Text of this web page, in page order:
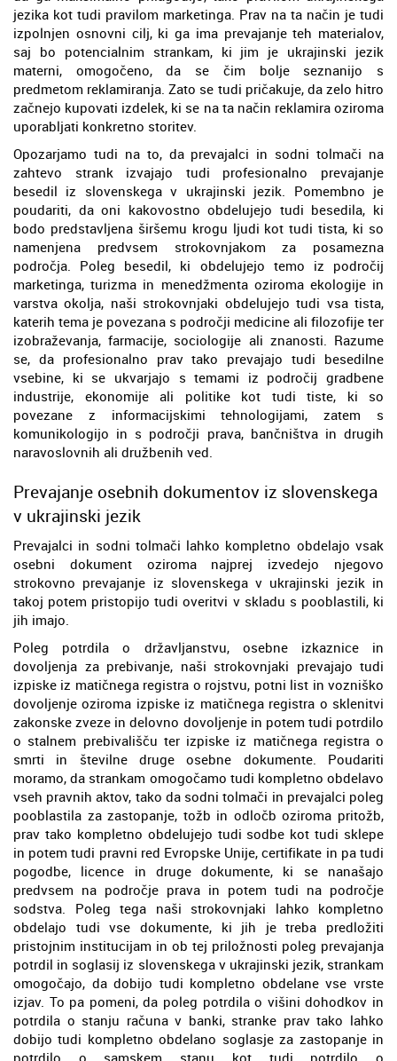
jezika kot tudi pravilom marketinga. Prav na ta način je tudi
izpolnjen osnovni cilj, ki ga ima prevajanje teh materialov,
saj bo potencialnim strankam, ki jim je ukrajinski jezik
materni, omogočeno, da se čim bolje seznanijo s
predmetom reklamiranja. Zato se tudi pričakuje, da zelo hitro
začnejo kupovati izdelek, ki se na ta način reklamira oziroma
uporabljati konkretno storitev.
Opozarjamo tudi na to, da prevajalci in sodni tolmači na
zahtevo strank izvajajo tudi profesionalno prevajanje
besedil iz slovenskega v ukrajinski jezik. Pomembno je
poudariti, da oni kakovostno obdelujejo tudi besedila, ki
bodo predstavljena širšemu krogu ljudi kot tudi tista, ki so
namenjena predvsem strokovnjakom za posamezna
področja. Poleg besedil, ki obdelujejo temo iz področij
marketinga, turizma in menedžmenta oziroma ekologije in
varstva okolja, naši strokovnjaki obdelujejo tudi vsa tista,
katerih tema je povezana s področji medicine ali filozofije ter
izobraževanja, farmacije, sociologije ali znanosti. Razume
se, da profesionalno prav tako prevajajo tudi besedilne
vsebine, ki se ukvarjajo s temami iz področij gradbene
industrije, ekonomije ali politike kot tudi tiste, ki so
povezane z informacijskimi tehnologijami, zatem s
komunikologijo in s področji prava, bančništva in drugih
naravoslovnih ali družbenih ved.
Prevajanje osebnih dokumentov iz slovenskega
v ukrajinski jezik
Prevajalci in sodni tolmači lahko kompletno obdelajo vsak
osebni dokument oziroma najprej izvedejo njegovo
strokovno prevajanje iz slovenskega v ukrajinski jezik in
takoj potem pristopijo tudi overitvi v skladu s pooblastili, ki
jih imajo.
Poleg potrdila o državljanstvu, osebne izkaznice in
dovoljenja za prebivanje, naši strokovnjaki prevajajo tudi
izpiske iz matičnega registra o rojstvu, potni list in vozniško
dovoljenje oziroma izpiske iz matičnega registra o sklenitvi
zakonske zveze in delovno dovoljenje in potem tudi potrdilo
o stalnem prebivališču ter izpiske iz matičnega registra o
smrti in številne druge osebne dokumente. Poudariti
moramo, da strankam omogočamo tudi kompletno obdelavo
vseh pravnih aktov, tako da sodni tolmači in prevajalci poleg
pooblastila za zastopanje, tožb in odločb oziroma pritožb,
prav tako kompletno obdelujejo tudi sodbe kot tudi sklepe
in potem tudi pravni red Evropske Unije, certifikate in pa tudi
pogodbe, licence in druge dokumente, ki se nanašajo
predvsem na področje prava in potem tudi na področje
sodstva. Poleg tega naši strokovnjaki lahko kompletno
obdelajo tudi vse dokumente, ki jih je treba predložiti
pristojnim institucijam in ob tej priložnosti poleg prevajanja
potrdil in soglasij iz slovenskega v ukrajinski jezik, strankam
omogočajo, da dobijo tudi kompletno obdelane vse vrste
izjav. To pa pomeni, da poleg potrdila o višini dohodkov in
potrdila o stanju računa v banki, stranke prav tako lahko
dobijo tudi kompletno obdelano soglasje za zastopanje in
potrdilo o samskem stanu kot tudi potrdilo o